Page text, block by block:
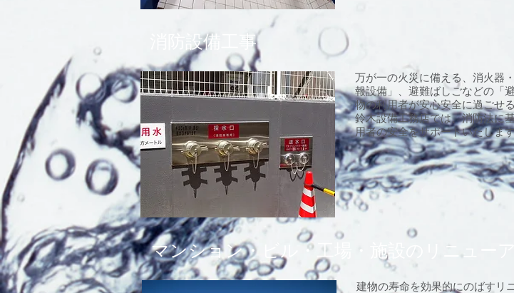
消防設備工事
万が一の火災に備える、消火器
報設備」、避難ばしごなどの「
物の利用者が安心安全に過ごせ
鈴木設備工務店では、消防法に
用者の安全をサポートいたしま
マンション・ビル・工場・施設のリニューア
建物の寿命を効果的にのばすリ